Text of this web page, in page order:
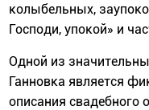
колыбельных,
Господи, упокой» и
Одной из
Ганновка является
описания свадебного